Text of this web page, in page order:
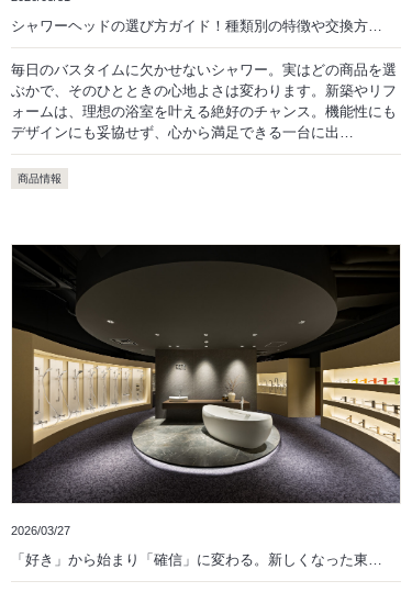
シャワーヘッドの選び方ガイド！種類別の特徴や交換方…
毎日のバスタイムに欠かせないシャワー。実はどの商品を選
ぶかで、そのひとときの心地よさは変わります。新築やリフ
ォームは、理想の浴室を叶える絶好のチャンス。機能性にも
デザインにも妥協せず、心から満足できる一台に出…
商品情報
2026/03/27
「好き」から始まり「確信」に変わる。新しくなった東…